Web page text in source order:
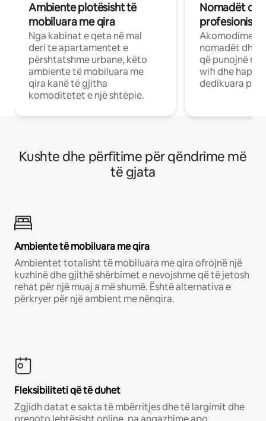
Ambiente plotësisht të
mobiluara me qira
Nga kabinat e qeta në mal
deri te apartamentet e
përshtatshme urbane, këto
ambiente të mobiluara me
qira kanë të gjitha
komoditetet e një shtëpie.
Nomadët
Akomodime
nomadët dhe
që punojnë në
wifi dhe
dedikuara
Kushte dhe përfitime për qëndrime më
të gjata
Ambiente të mobiluara me qira
Ambientet totalisht të mobiluara me qira ofrojnë një
kuzhinë dhe gjithë shërbimet e nevojshme që të jetosh
rehat për një muaj a më shumë. Është alternativa e
përkryer për një ambient me nënqira.
Fleksibiliteti që të duhet
Zgjidh datat e sakta të mbërritjes dhe të largimit dhe